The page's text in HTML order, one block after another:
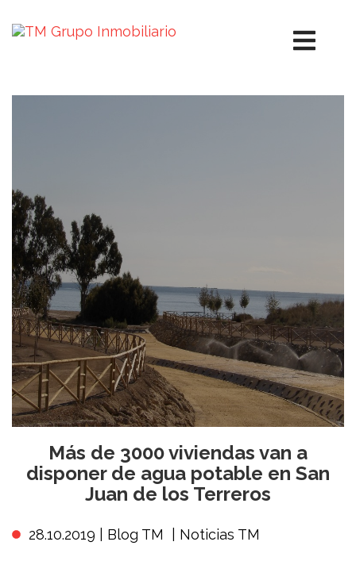
Más de 3000 viviendas van a
disponer de agua potable en San
Juan de los Terreros
28.10.2019 | Blog TM Noticias TM